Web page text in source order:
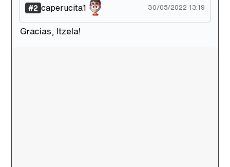
#2 caperucita1 30/05/2022 13:19
Gracias, Itzela!